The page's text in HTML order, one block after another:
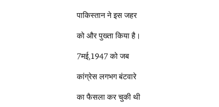
पाकिस्तान ने इस जहर
को और पुख्ता किया है।
7मई,1947 को जब
कांग्रेस लगभग बंटवारे
का फैसला कर चुकी थी